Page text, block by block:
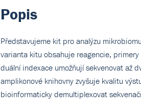
Popis
Představujeme kit pro analýzu
varianta kitu obsahuje reagencie,
duální indexace umožňují sekvenovat až
amplikonové knihovny zvyšuje kvalitu
bioinformaticky demultiplexovat